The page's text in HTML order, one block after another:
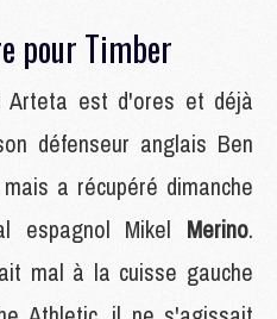
pour Timber
Arteta est d'ores et déjà
défenseur anglais Ben
a récupéré dimanche
espagnol Mikel Merino.
mal à la cuisse gauche